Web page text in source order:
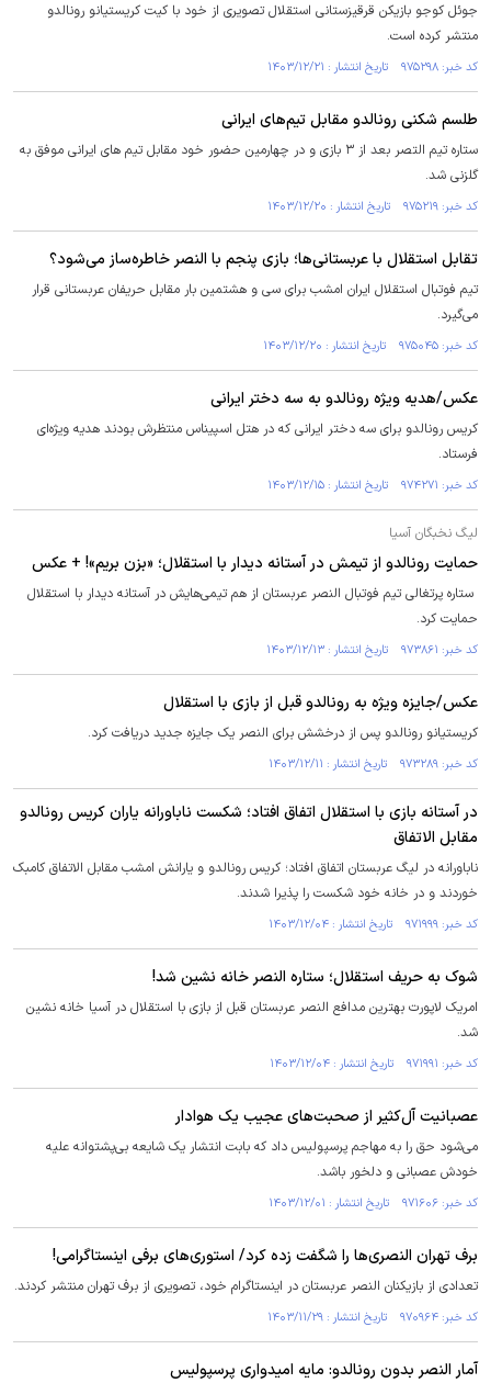
جوئل کوجو بازیکن قرقیزستانی استقلال تصویری از خود با کیت کریستیانو رونالدو
منتشر کرده است.
کد خبر: ۹۷۵۲۹۸ تاریخ انتشار : ۱۴۰۳/۱۲/۲۱
طلسم شکنی رونالدو مقابل تیم‌های ایرانی
ستاره تیم التصر بعد از ۳ بازی و در چهارمین حضور خود مقابل تیم های ایرانی موفق به
گلزنی شد.
کد خبر: ۹۷۵۲۱۹ تاریخ انتشار : ۱۴۰۳/۱۲/۲۰
تقابل استقلال با عربستانی‌ها؛ بازی پنجم با النصر خاطره‌ساز می‌شود؟
تیم فوتبال استقلال ایران امشب برای سی و هشتمین بار مقابل حریفان عربستانی قرار
می‌گیرد.
کد خبر: ۹۷۵۰۴۵ تاریخ انتشار : ۱۴۰۳/۱۲/۲۰
عکس/هدیه ویژه رونالدو به سه دختر ایرانی
کریس رونالدو برای سه دختر ایرانی که در هتل اسپیناس منتظرش بودند هدیه ویژه‌ای
فرستاد.
کد خبر: ۹۷۴۲۷۱ تاریخ انتشار : ۱۴۰۳/۱۲/۱۵
لیگ نخبگان آسیا
حمایت رونالدو از تیمش در آستانه دیدار با استقلال؛ «بزن بریم»! + عکس
ستاره پرتغالی تیم فوتبال النصر عربستان از هم تیمی‌‎هایش در آستانه دیدار با استقلال
حمایت کرد.
کد خبر: ۹۷۳۸۶۱ تاریخ انتشار : ۱۴۰۳/۱۲/۱۳
عکس/جایزه ویژه به رونالدو قبل از بازی با استقلال
کریستیانو رونالدو پس از درخشش برای النصر یک جایزه جدید دریافت کرد.
کد خبر: ۹۷۳۲۸۹ تاریخ انتشار : ۱۴۰۳/۱۲/۱۱
در آستانه بازی با استقلال اتفاق افتاد؛ شکست ناباورانه یاران کریس رونالدو
مقابل الاتفاق
ناباورانه در لیگ عربستان اتفاق افتاد؛ کریس رونالدو و یارانش امشب مقابل الاتفاق کامبک
خوردند و در خانه خود شکست را پذیرا شدند.
کد خبر: ۹۷۱۹۹۹ تاریخ انتشار : ۱۴۰۳/۱۲/۰۴
شوک به حریف استقلال؛ ستاره النصر خانه نشین شد!
امریک لاپورت بهترین مدافع النصر عربستان قبل از بازی با استقلال در آسیا خانه نشین
شد.
کد خبر: ۹۷۱۹۹۱ تاریخ انتشار : ۱۴۰۳/۱۲/۰۴
عصبانیت آل‌کثیر از صحبت‌های عجیب یک هوادار
‌می‌شود حق را به مهاجم پرسپولیس داد که بابت انتشار یک شایعه بی‌پشتوانه علیه
خودش عصبانی و دلخور باشد.
کد خبر: ۹۷۱۶۰۶ تاریخ انتشار : ۱۴۰۳/۱۲/۰۱
برف تهران النصری‌ها را شگفت زده کرد/ استوری‌های برفی اینستاگرامی!
تعدادی از بازیکنان النصر عربستان در اینستاگرام خود، تصویری از برف تهران منتشر کردند.
کد خبر: ۹۷۰۹۶۴ تاریخ انتشار : ۱۴۰۳/۱۱/۲۹
آمار النصر بدون رونالدو: مایه امیدواری پرسپولیس